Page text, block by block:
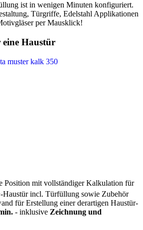
ist in wenigen Minuten konfiguriert.
Türgriffe, Edelstahl Applikationen
per Mausklick!
Haustür
Position mit vollständiger Kalkulation für
-Haustür incl. Türfüllung sowie Zubehör
für Erstellung einer derartigen Haustür-
- inklusive Zeichnung und